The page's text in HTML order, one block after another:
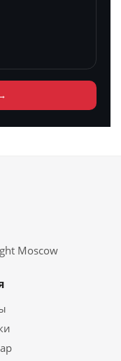
Moscow